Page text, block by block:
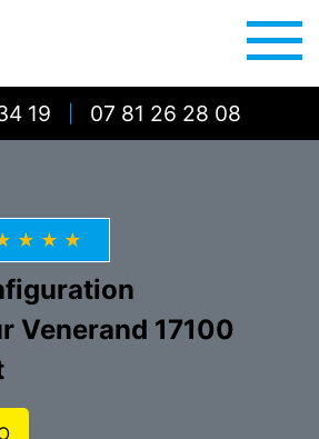
19 07 81 26 28 08
Venerand 17100